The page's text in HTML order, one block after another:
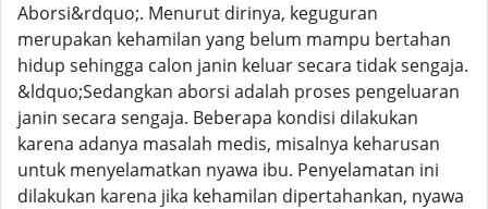
Aborsi&rdquo;. Menurut dirinya, keguguran
merupakan kehamilan yang belum mampu bertahan
hidup sehingga calon janin keluar secara tidak sengaja.
&ldquo;Sedangkan aborsi adalah proses pengeluaran
janin secara sengaja. Beberapa kondisi dilakukan
karena adanya masalah medis, misalnya keharusan
untuk menyelamatkan nyawa ibu. Penyelamatan ini
dilakukan karena jika kehamilan dipertahankan, nyawa